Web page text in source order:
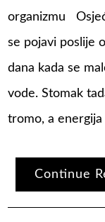
organizmu
se pojavi poslije
dana kada se
vode. Stomak
tromo, a
Continue